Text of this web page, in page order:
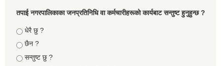
तपा‌ई नगरपालिकाका जनप्रतिनिधि वा कर्मचारीहरूकाे कार्यबाट सन्तुष्ट हुनुहुन्छ ?
Choices
धेरै छु ?
छैन ?
सन्तुष्ट छु ?